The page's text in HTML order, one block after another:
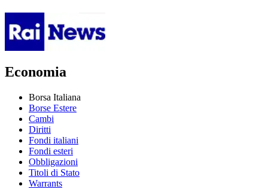
Economia
Borsa Italiana
Borse Estere
Cambi
Diritti
Fondi italiani
Fondi esteri
Obbligazioni
Titoli di Stato
Warrants